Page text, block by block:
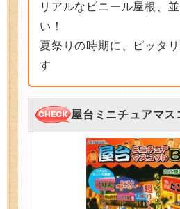
リアルなビニール屋根、
い！
夏祭りの時期に、ピッタ
す
屋台ミニチュアマ